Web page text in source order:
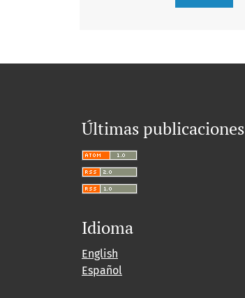
Últimas publicaciones
Idioma
English
Español